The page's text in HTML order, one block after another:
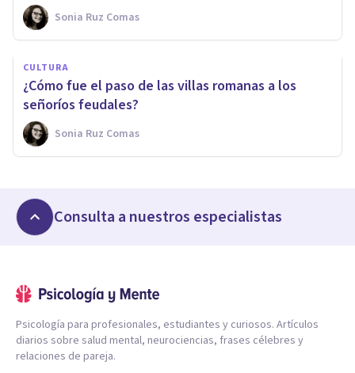
Sonia Ruz Comas
CULTURA
¿Cómo fue el paso de las villas romanas a los
señoríos feudales?
Sonia Ruz Comas
Consulta a nuestros especialistas
Psicología para profesionales, estudiantes y curiosos. Artículos
diarios sobre salud mental, neurociencias, frases célebres y
relaciones de pareja.